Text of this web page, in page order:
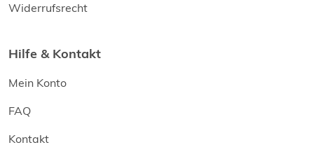
Widerrufsrecht
Hilfe & Kontakt
Mein Konto
FAQ
Kontakt